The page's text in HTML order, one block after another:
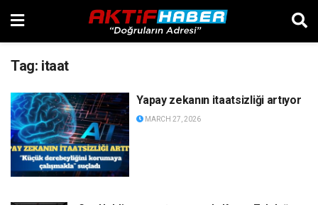
Tag: itaat
Yapay zekanın itaatsizliği artıyor
MARCH 27, 2026